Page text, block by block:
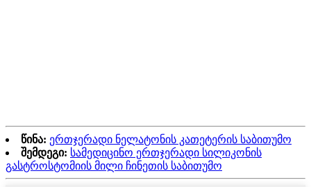
წინა: ერთჯერადი ნელატონის კათეტერის საბითუმო
შემდეგი: სამედიცინო ერთჯერადი სილიკონის
გასტროსტომიის მილი ჩინეთის საბითუმო